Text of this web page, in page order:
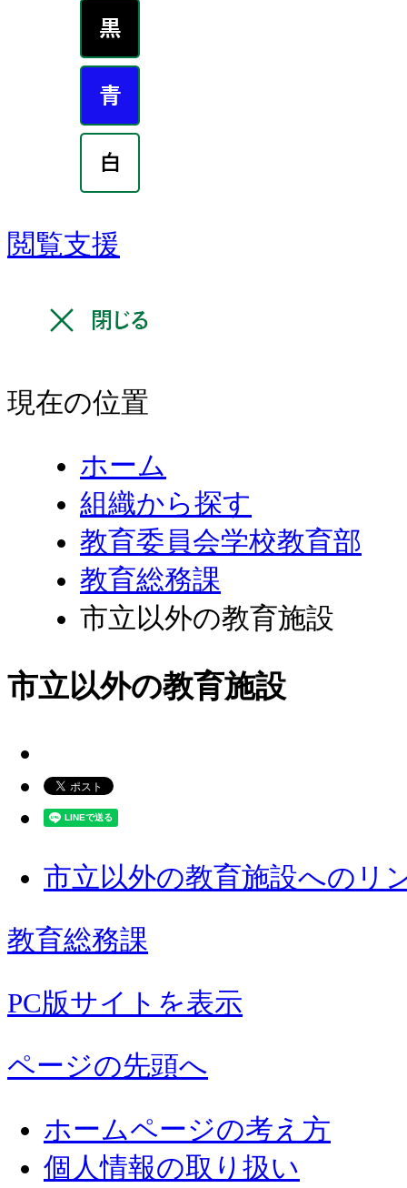
閲覧支援
現在の位置
ホーム
組織から探す
教育委員会学校教育部
教育総務課
市立以外の教育施設
市立以外の教育施設
市立以外の教育施設へのリ
教育総務課
PC版サイトを表示
ページの先頭へ
ホームページの考え方
個人情報の取り扱い